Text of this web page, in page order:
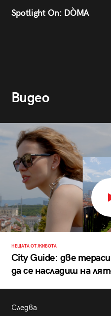
Spotlight On: DÒMA
Видео
НЕЩАТА ОТ ЖИВОТА
City Guide: две
да се насладиш на
Следва